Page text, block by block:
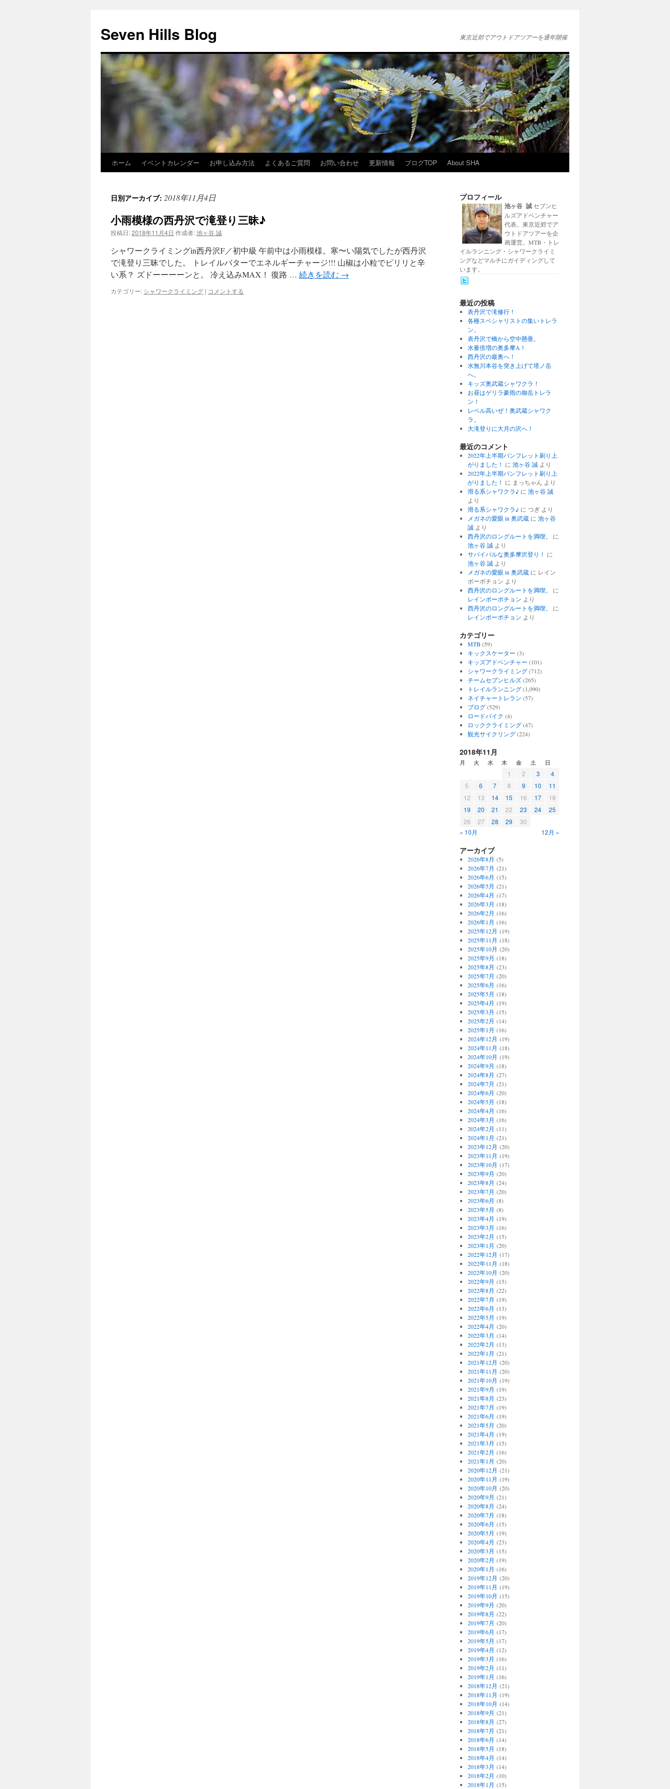
Seven Hills Blog 東京近郊でアウトドアツアーを通年開催
ホーム イベントカレンダー お申し込み方法 よくあるご質問 お問い合わせ 更新情報 ブログTOP About SHA
日別アーカイブ: 2018年11月4日
小雨模様の西丹沢で滝登り三昧♪
投稿日:2018年11月4日 作成者:池ヶ谷 誠
シャワークライミングin西丹沢F／初中級 午前中は小雨模様。寒〜い陽気でしたが西丹沢
で滝登り三昧でした。 トレイルバターでエネルギーチャージ!!! 山椒は小粒でピリリと辛
い系？ ズドーーーーンと。 冷え込みMAX！ 復路 … 続きを読む →
カテゴリー: シャワークライミング | コメントする
プロフィール
池ヶ谷 誠 セブンヒ
ルズアドベンチャー
代表。東京近郊でア
ウトドアツアーを企
画運営。MTB・トレ
イルランニング・シャワークライミ
ングなどマルチにガイディングして
います。
最近の投稿
表丹沢で滝修行！
各種スペシャリストの集いトレラ
ン。
表丹沢で橋から空中懸垂。
水量倍増の奥多摩A！
西丹沢の最奥へ！
水無川本谷を突き上げて塔ノ岳
へ。
キッズ奥武蔵シャワクラ！
お昼はゲリラ豪雨の御岳トレラ
ン！
レベル高いぜ！奥武蔵シャワク
ラ。
大滝登りに大月の沢へ！
最近のコメント
2022年上半期パンフレット刷り上
がりました！ に 池ヶ谷 誠より
2022年上半期パンフレット刷り上
がりました！ に まっちゃん より
滑る系シャワクラ♪に 池ヶ谷 誠
より
滑る系シャワクラ♪に つぎより
メガネの愛眼 in 奥武蔵に 池ヶ谷
誠より
西丹沢のロングルートを満喫。
に
池ヶ谷 誠より
サバイバルな奥多摩沢登り！ に
池ヶ谷 誠より
メガネの愛眼 in 奥武蔵に レイン
ボーポチョン より
西丹沢のロングルートを満喫。
に
レインボーポチョン より
西丹沢のロングルートを満喫。
に
レインボーポチョン より
カテゴリー
MTB (59)
キックスケーター (3)
キッズアドベンチャー (101)
シャワークライミング(712)
チームセブンヒルズ(265)
トレイルランニング(1,090)
ネイチャートレラン (57)
ブログ(529)
ロードバイク (4)
ロッククライミング(47)
観光サイクリング(224)
2018年11月
月 火 水 木 金 土 日
1 2 3
4
5
6 7 8 9 10
11
12
13 14 15 16 17
18
19
20 21 22 23 24
25
26
27 28 29
30
« 10月
12月 »
アーカイブ
2026年8月 (5)
2026年7月 (21)
2026年6月 (15)
2026年5月 (21)
2026年4月 (17)
2026年3月 (18)
2026年2月 (16)
2026年1月 (16)
2025年12月 (19)
2025年11月 (18)
2025年10月 (20)
2025年9月 (18)
2025年8月 (23)
2025年7月 (20)
2025年6月 (16)
2025年5月 (18)
2025年4月 (19)
2025年3月 (15)
2025年2月 (14)
2025年1月 (16)
2024年12月 (19)
2024年11月 (18)
2024年10月 (19)
2024年9月 (18)
2024年8月 (27)
2024年7月 (21)
2024年6月 (20)
2024年5月 (18)
2024年4月 (16)
2024年3月 (16)
2024年2月 (11)
2024年1月 (21)
2023年12月 (20)
2023年11月 (19)
2023年10月 (17)
2023年9月 (20)
2023年8月 (24)
2023年7月 (20)
2023年6月 (8)
2023年5月 (8)
2023年4月 (19)
2023年3月 (16)
2023年2月 (15)
2023年1月 (20)
2022年12月 (17)
2022年11月 (18)
2022年10月 (20)
2022年9月 (15)
2022年8月 (22)
2022年7月 (19)
2022年6月 (13)
2022年5月 (19)
2022年4月 (20)
2022年3月 (14)
2022年2月 (13)
2022年1月 (21)
2021年12月 (20)
2021年11月 (20)
2021年10月 (19)
2021年9月 (19)
2021年8月 (23)
2021年7月 (19)
2021年6月 (19)
2021年5月 (20)
2021年4月 (19)
2021年3月 (15)
2021年2月 (16)
2021年1月 (20)
2020年12月 (21)
2020年11月 (19)
2020年10月 (20)
2020年9月 (21)
2020年8月 (24)
2020年7月 (18)
2020年6月 (15)
2020年5月 (19)
2020年4月 (23)
2020年3月 (15)
2020年2月 (19)
2020年1月 (16)
2019年12月 (20)
2019年11月 (19)
2019年10月 (15)
2019年9月 (20)
2019年8月 (22)
2019年7月 (20)
2019年6月 (17)
2019年5月 (17)
2019年4月 (12)
2019年3月 (16)
2019年2月 (11)
2019年1月 (16)
2018年12月 (21)
2018年11月 (19)
2018年10月 (14)
2018年9月 (21)
2018年8月 (27)
2018年7月 (21)
2018年6月 (14)
2018年5月 (18)
2018年4月 (14)
2018年3月 (14)
2018年2月 (10)
2018年1月 (15)